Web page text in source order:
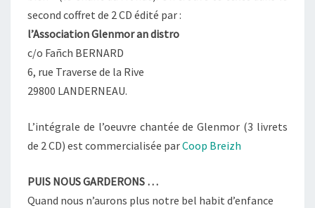
second coffret de 2 CD édité par :
l’Association Glenmor an distro
c/o Fañch BERNARD
6, rue Traverse de la Rive
29800 LANDERNEAU.
L’intégrale de l’oeuvre chantée de Glenmor (3 livrets
de 2 CD) est commercialisée parCoop Breizh
PUIS NOUS GARDERONS …
Quand nous n’aurons plus notre bel habit d’enfance